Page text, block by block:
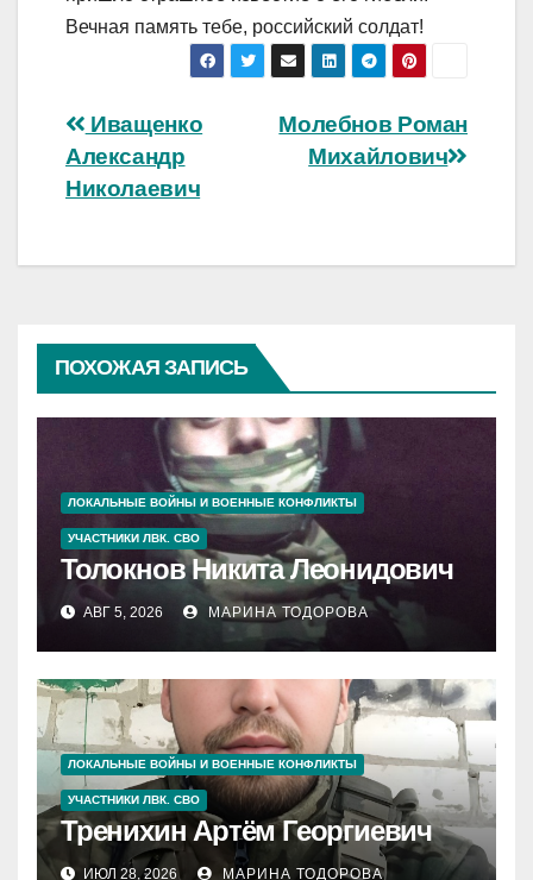
Вечная память тебе, российский солдат!
Навигация
по
Молебнов Роман
Михайлович
Иващенко
Александр
Николаевич
ПОХОЖАЯ ЗАПИСЬ
ЛОКАЛЬНЫЕ ВОЙНЫ И ВОЕННЫЕ КОНФЛИКТЫ
УЧАСТНИКИ ЛВК. СВО
Толокнов Никита Леонидович
АВГ 5, 2026 МАРИНА ТОДОРОВА
ЛОКАЛЬНЫЕ ВОЙНЫ И ВОЕННЫЕ КОНФЛИКТЫ
УЧАСТНИКИ ЛВК. СВО
Тренихин Артём Георгиевич
ИЮЛ 28, 2026 МАРИНА ТОДОРОВА